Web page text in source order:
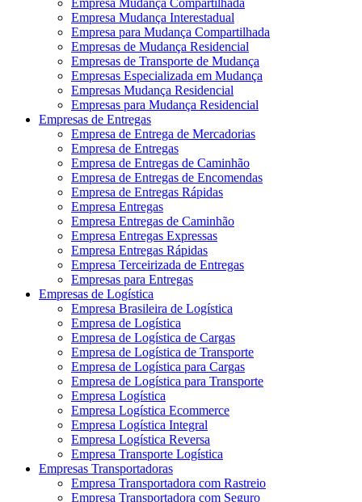
Empresa Mudança Compartilhada
Empresa Mudança Interestadual
Empresa para Mudança Compartilhada
Empresas de Mudança Residencial
Empresas de Transporte de Mudança
Empresas Especializada em Mudança
Empresas Mudança Residencial
Empresas para Mudança Residencial
Empresas de Entregas
Empresa de Entrega de Mercadorias
Empresa de Entregas
Empresa de Entregas de Caminhão
Empresa de Entregas de Encomendas
Empresa de Entregas Rápidas
Empresa Entregas
Empresa Entregas de Caminhão
Empresa Entregas Expressas
Empresa Entregas Rápidas
Empresa Terceirizada de Entregas
Empresas para Entregas
Empresas de Logística
Empresa Brasileira de Logística
Empresa de Logística
Empresa de Logística de Cargas
Empresa de Logística de Transporte
Empresa de Logística para Cargas
Empresa de Logística para Transporte
Empresa Logística
Empresa Logística Ecommerce
Empresa Logística Integral
Empresa Logística Reversa
Empresa Transporte Logística
Empresas Transportadoras
Empresa Transportadora com Rastreio
Empresa Transportadora com Seguro